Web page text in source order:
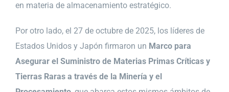
en materia de almacenamiento estratégico.
Por otro lado, el 27 de octubre de 2025, los líderes de
Estados Unidos y Japón firmaron un Marco para
Asegurar el Suministro de Materias Primas Críticas y
Tierras Raras a través de la Minería y el